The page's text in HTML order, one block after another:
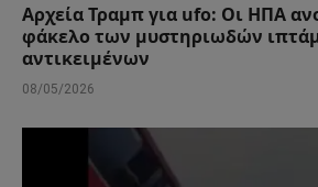
Αρχεία Τραμπ για ufo: Οι ΗΠΑ
φάκελο των μυστηριωδών
αντικειμένων
08/05/2026